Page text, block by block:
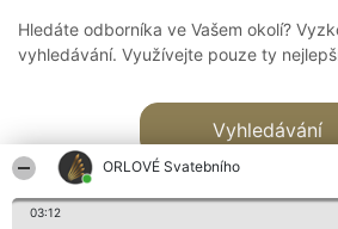
ORLOVÉ Svatebního
03:12
Hledáte odborníka ve Vašem okolí?
vyhledávání. Využívejte pouze ty
Vyhledávání